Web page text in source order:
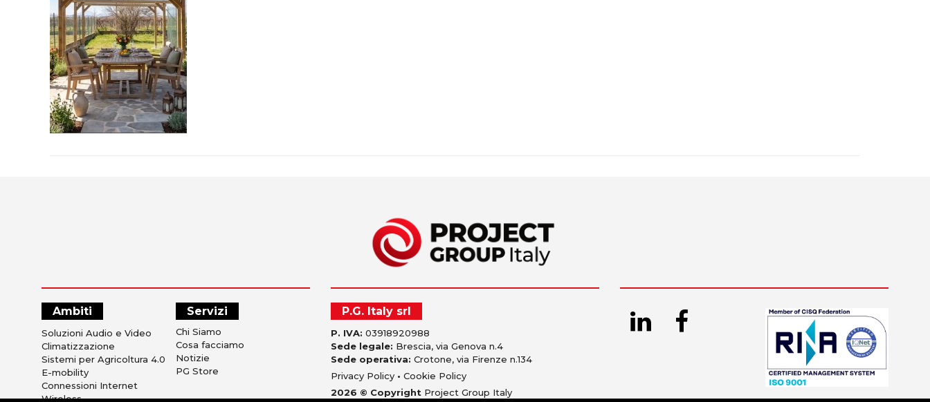
Ambiti
Soluzioni Audio e Video
Climatizzazione
Sistemi per Agricoltura 4.0
E-mobility
Connessioni Internet
Wireless
Servizi
Chi Siamo
Cosa facciamo
Notizie
PG Store
P.G. Italy srl
P. IVA: 03918920988
Sede legale: Brescia, via Genova n.4
Sede operativa: Crotone, via Firenze n.134
Privacy Policy• Cookie Policy
2026 © Copyright Project Group Italy